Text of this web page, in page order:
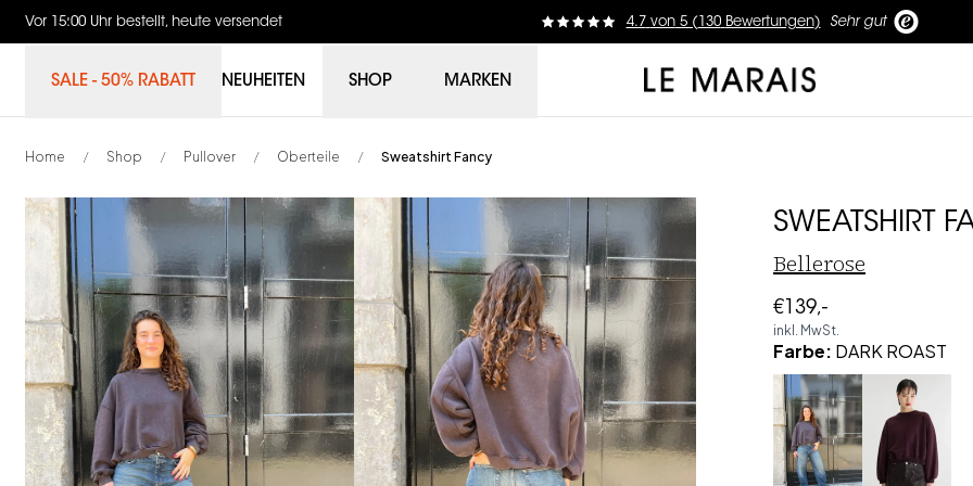
Vor 15:00 Uhr bestellt, heute versendet 4.7 von5 ( 130 Bewertungen) Sehr gut
SALE - 50% RABATT NEUHEITEN SHOP MARKEN Le Marais
Home / Shop / Pullover / Oberteile / Sweatshirt Fancy
SWEATSHIRT
Bellerose
€139,-
inkl. MwSt.
Farbe: DARK ROAST